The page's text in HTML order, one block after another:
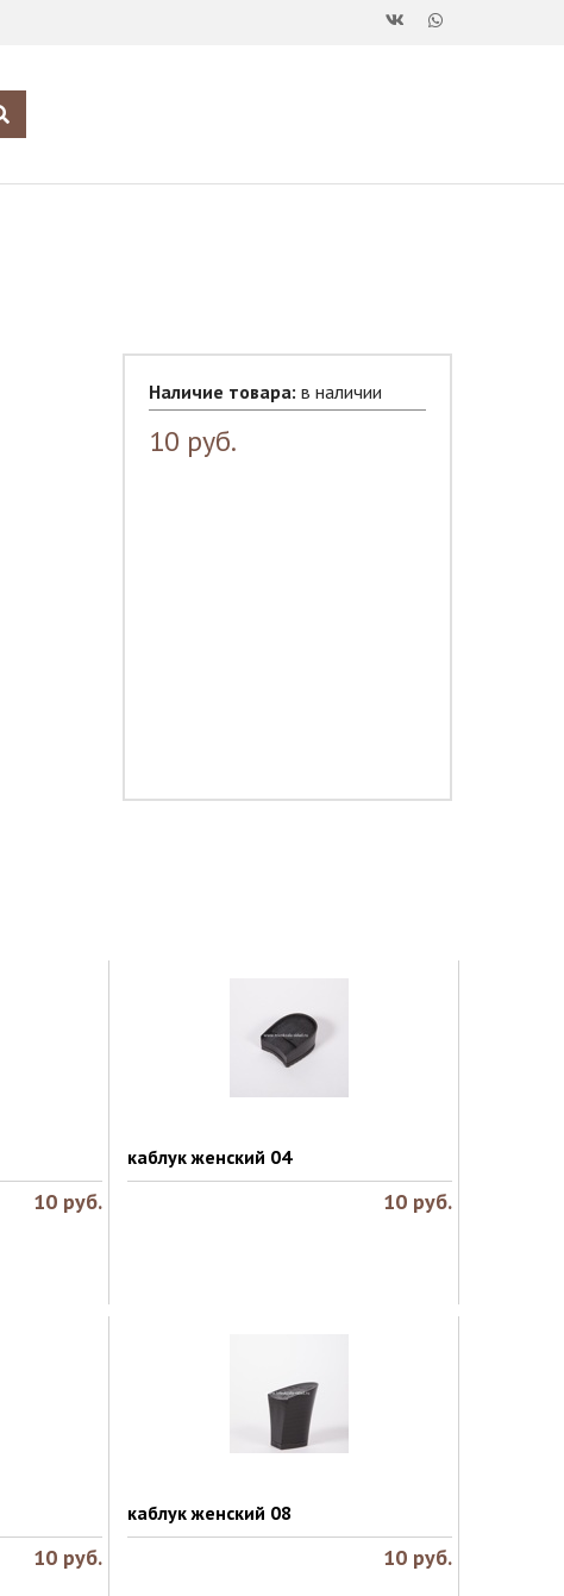
Наличие товара: в наличии
10 руб.
10 руб.
каблук женский 04
10 руб.
10 руб.
каблук женский 08
10 руб.